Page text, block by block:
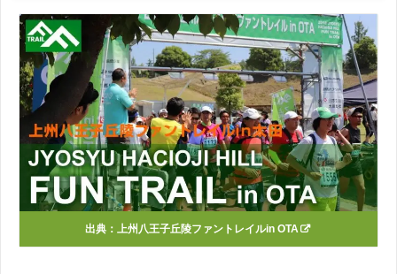
出典： 上州八王子丘陵ファントレイルin OTA